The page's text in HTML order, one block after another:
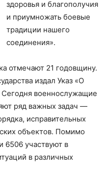
здоровья и благополучия
и приумножать боевые
традиции нашего
соединения».
отмечают 21 годовщину.
издал Указ «О
Сегодня военнослужащие
ряд важных задач —
исправительных
объектов. Помимо
6506 участвуют в
в различных